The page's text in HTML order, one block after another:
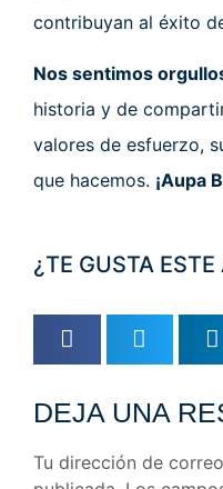
contribuyan al éxito
Nos sentimos
historia y de
valores de esfuerzo,
que hacemos. ¡Aupa
¿TE GUSTA
DEJA UNA
Tu dirección de